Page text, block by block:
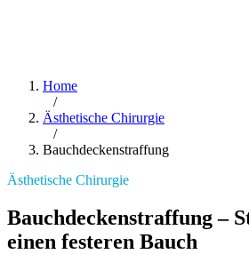
Home
/
Ästhetische Chirurgie
/
Bauchdeckenstraffung
Ästhetische Chirurgie
Bauchdeckenstraffung –
einen festeren Bauch